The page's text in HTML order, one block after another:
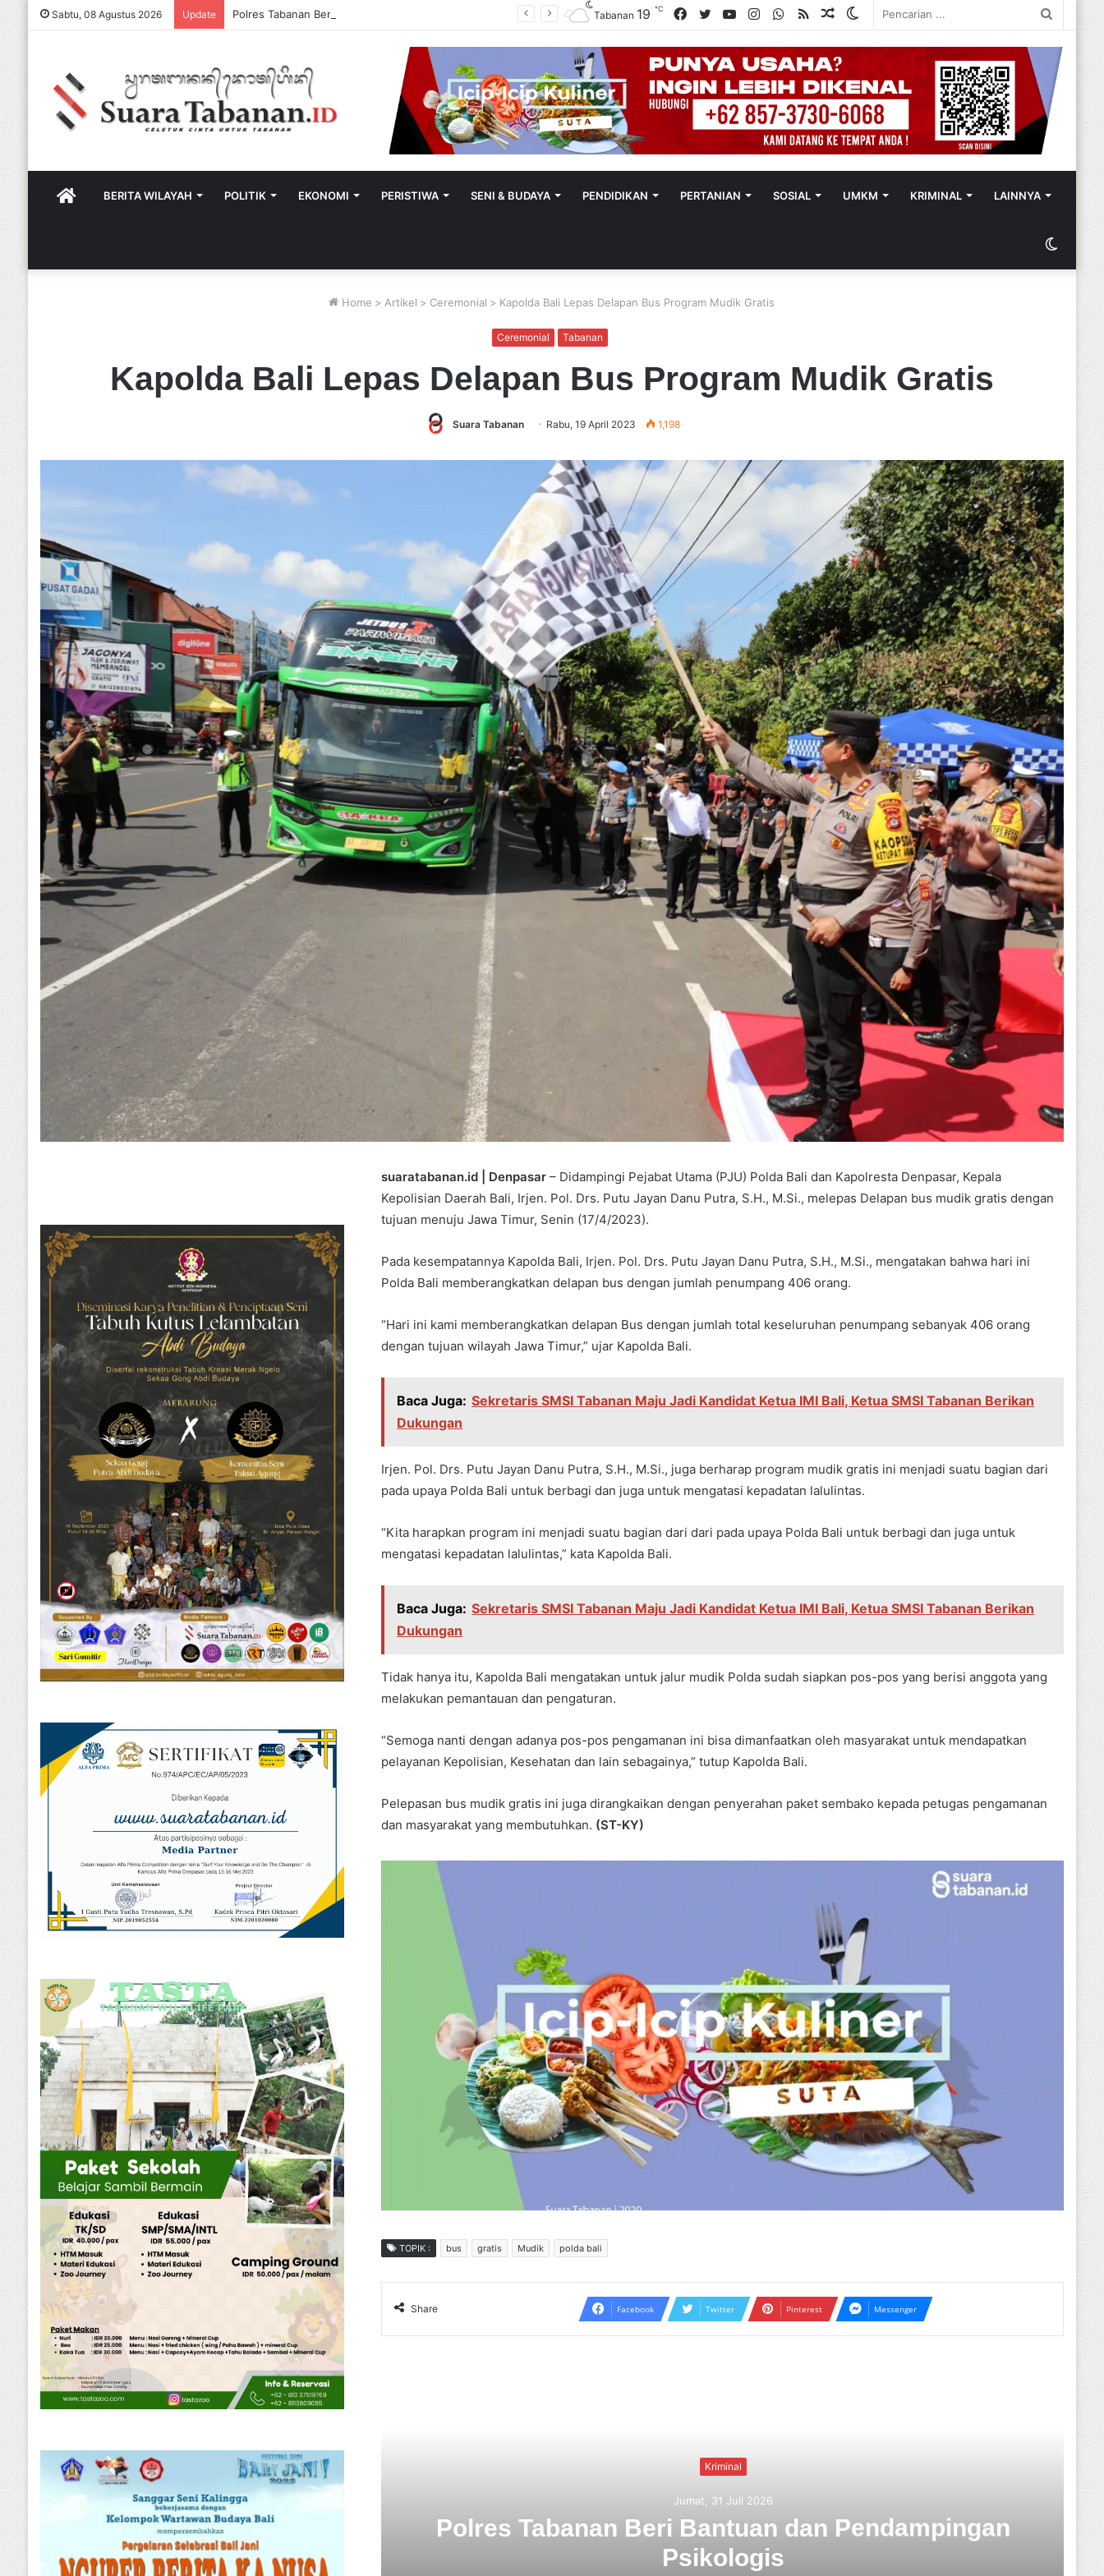
Sabtu, 08 Agustus 2026 Update
Switch
Random
RSS
WhatsApp
Instagram
YouTube
Twitter
Facebook
Tabanan 19℃
HOMEBERITA WILAYAH POLITIK EKONOMI PERISTIWA SENI & BUDAYA PENDIDIKAN PERTANIAN SOSIAL UMKM KRIMINAL LAINNYA
Switch
skin
Home > Artikel > Ceremonial > Kapolda Bali Lepas Delapan Bus Program Mudik Gratis
Ceremonial Tabanan
Kapolda Bali Lepas Delapan Bus Program Mudik Gratis
Suara Tabanan Rabu, 19 April 2023 1,198
suaratabanan.id | Denpasar– Didampingi Pejabat Utama (PJU) Polda Bali dan Kapolresta Denpasar, Kepala
Kepolisian Daerah Bali, Irjen. Pol. Drs. Putu Jayan Danu Putra, S.H., M.Si., melepas Delapan bus mudik gratis dengan
tujuan menuju Jawa Timur, Senin (17/4/2023).
Pada kesempatannya Kapolda Bali, Irjen. Pol. Drs. Putu Jayan Danu Putra, S.H., M.Si., mengatakan bahwa hari ini
Polda Bali memberangkatkan delapan bus dengan jumlah penumpang 406 orang.
“Hari ini kami memberangkatkan delapan Bus dengan jumlah total keseluruhan penumpang sebanyak 406 orang
dengan tujuan wilayah Jawa Timur,” ujar Kapolda Bali.
Baca Juga: Sekretaris SMSI Tabanan Maju Jadi Kandidat Ketua IMI Bali, Ketua SMSI Tabanan Berikan
Dukungan
Irjen. Pol. Drs. Putu Jayan Danu Putra, S.H., M.Si., juga berharap program mudik gratis ini menjadi suatu bagian dari
pada upaya Polda Bali untuk berbagi dan juga untuk mengatasi kepadatan lalulintas.
“Kita harapkan program ini menjadi suatu bagian dari dari pada upaya Polda Bali untuk berbagi dan juga untuk
mengatasi kepadatan lalulintas,” kata Kapolda Bali.
Baca Juga: Sekretaris SMSI Tabanan Maju Jadi Kandidat Ketua IMI Bali, Ketua SMSI Tabanan Berikan
Dukungan
Tidak hanya itu, Kapolda Bali mengatakan untuk jalur mudik Polda sudah siapkan pos-pos yang berisi anggota yang
melakukan pemantauan dan pengaturan.
“Semoga nanti dengan adanya pos-pos pengamanan ini bisa dimanfaatkan oleh masyarakat untuk mendapatkan
pelayanan Kepolisian, Kesehatan dan lain sebagainya,” tutup Kapolda Bali.
Pelepasan bus mudik gratis ini juga dirangkaikan dengan penyerahan paket sembako kepada petugas pengamanan
dan masyarakat yang membutuhkan. (ST-KY)
TOPIK : bus gratis Mudik polda bali
Share Facebook Twitter Pinterest Messenger
Kriminal
Bantuan dan Pendampingan
Psikologis
Berbekal CCTV, Pelaku Tabrak Lari Terungkap